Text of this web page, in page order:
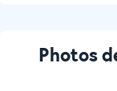
Photos